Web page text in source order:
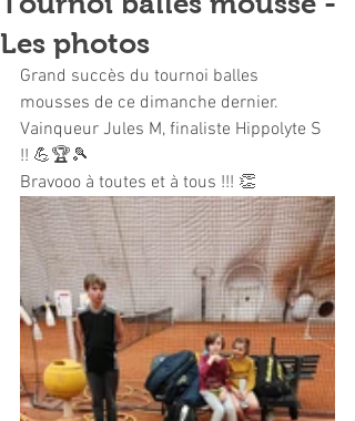
Les photos
Grand succès du tournoi balles
mousses de ce dimanche dernier.
Vainqueur Jules M, finaliste Hippolyte S
!! 💪🏆🎾
Bravooo à toutes et à tous !!! 👏